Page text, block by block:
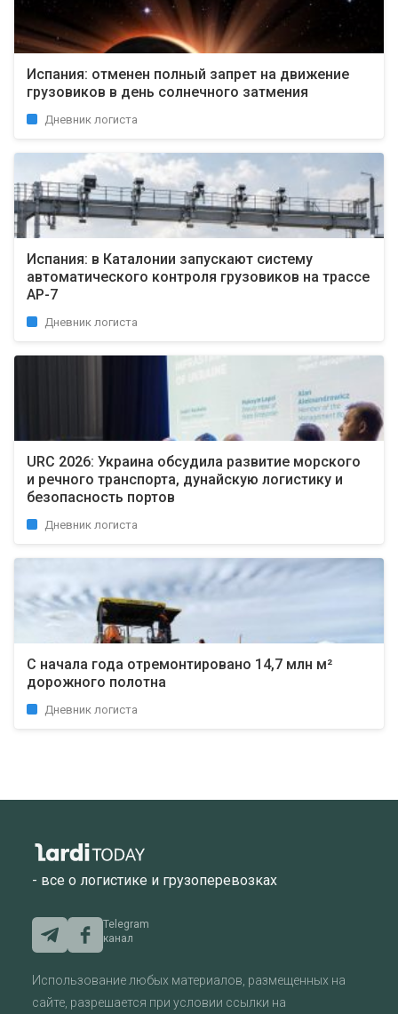
Испания: отменен полный запрет на движение
грузовиков в день солнечного затмения
Дневник логиста
Испания: в Каталонии запускают систему
автоматического контроля грузовиков на трассе
AP-7
Дневник логиста
URC 2026: Украина обсудила развитие морского
и речного транспорта, дунайскую логистику и
безопасность портов
Дневник логиста
С начала года отремонтировано 14,7 млн ​​м²
дорожного полотна
Дневник логиста
- все о логистике и грузоперевозках
Telegram
канал
Использование любых материалов, размещенных на
сайте, разрешается при условии ссылки на